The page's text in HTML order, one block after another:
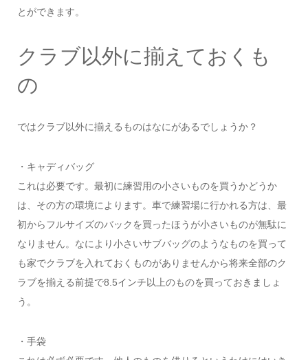
とができます。
クラブ以外に揃えておくも
の
ではクラブ以外に揃えるものはなにがあるでしょうか？
・キャディバッグ
これは必要です。最初に練習用の小さいものを買うかどうか
は、その方の環境によります。車で練習場に行かれる方は、最
初からフルサイズのバックを買ったほうが小さいものが無駄に
なりません。なにより小さいサブバッグのようなものを買って
も家でクラブを入れておくものがありませんから将来全部のク
ラブを揃える前提で8.5インチ以上のものを買っておきましょ
う。
・手袋